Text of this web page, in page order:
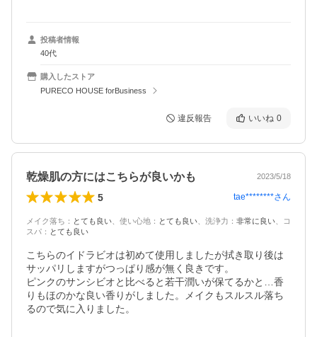
投稿者情報
40代
購入したストア
PURECO HOUSE forBusiness
違反報告 いいね 0
乾燥肌の方にはこちらが良いかも 2023/5/18
5 tae********さん
メイク落ち ： とても良い 使い心地 ： とても良い 洗浄力 ： 非常に良い
コ
スパ ： とても良い
こちらのイドラビオは初めて使用しましたが拭き取り後は
サッパリしますがつっぱり感が無く良きです。
ピンクのサンシビオと比べると若干潤いが保てるかと…香
りもほのかな良い香りがしました。メイクもスルスル落ち
るので気に入りました。